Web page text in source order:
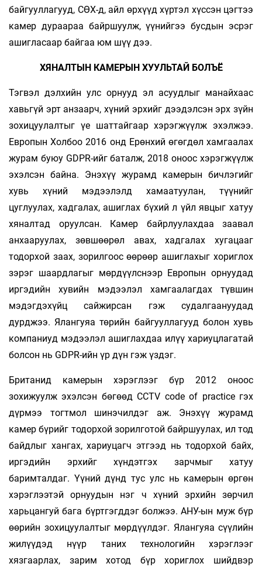
байгууллагууд, СӨХ-д, айл өрхүүд хүртэл хүссэн цэгтээ
камер дураараа байршуулж, үүнийгээ бусдын эсрэг
ашигласаар байгаа юм шүү дээ.
ХЯНАЛТЫН КАМЕРЫН ХУУЛЬТАЙ БОЛЪЁ
Тэгвэл дэлхийн улс орнууд эл асуудлыг манайхаас
хавьгүй эрт анзаарч, хүний эрхийг дээдэлсэн эрх зүйн
зохицуулалтыг үе шаттайгаар хэрэг­жүүлж эхэлжээ.
Европын Холбоо 2016 онд Ерөнхий өгөгдөл хамгаалах
журам буюу GDPR-ийг баталж, 2018 оноос хэрэгжүүлж
эхэлсэн байна. Энэхүү журамд камерын бичлэгийг
хувь хүний мэдээлэлд хамаатуулан, түүнийг
цуглуулах, хадгалах, ашиглах бүхий л үйл явцыг хатуу
хяналтад оруулсан. Камер байрлуулахдаа заавал
анхааруулах, зөвшөөрөл авах, хадгалах хугацааг
тодорхой заах, зорилгоос өөрөөр ашиглахыг хориглох
зэрэг шаардлагыг мөрдүүлснээр Европын орнуудад
иргэдийн хувийн мэдээлэл хамгаалагдах түвшин
мэдэгдэхүйц сайжирсан гэж судалгаануудад
дурджээ. Ялангуяа төрийн байгууллагууд болон хувь
компаниуд мэдээлэл ашиглахдаа илүү хариуцлагатай
болсон нь GDPR-ийн үр дүн гэж үздэг.
Британид камерын хэрэглээг бүр 2012 оноос
зохижуулж эхэлсэн бөгөөд CCTV code of practice гэх
дүрмээ тогтмол шинэчилдэг аж. Энэхүү журамд
камер бүрийг тодорхой зорилготой байршуулах, ил тод
байдлыг хангах, хариуцагч этгээд нь тодорхой байх,
иргэдийн эрхийг хүндэтгэх зарчмыг хатуу
баримталдаг. Үүний дүнд тус улс нь камерын өргөн
хэрэглээтэй орнуудын нэг ч хүний эрхийн зөрчил
харьцангуй бага бүртгэгддэг болжээ. АНУ-ын муж бүр
өөрийн зохицуулалтыг мөрдүүлдэг. Ялангуяа сүүлийн
жилүүдэд нүүр таних технологийн хэрэглээг
хязгаарлах, зарим хотод бүр хориглох шийдвэр